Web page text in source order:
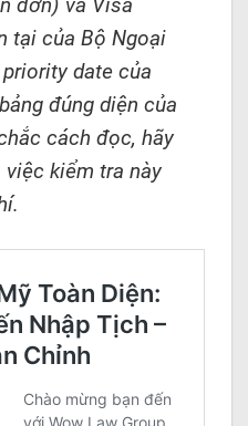
tại của Bộ Ngoại
date của
đúng diện của
cách đọc, hãy
kiểm tra này